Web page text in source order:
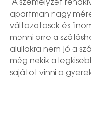
A személyzet
apartman nagy
változatosak és
menni erre a
aluliakra nem jó a
még nekik a
sajátot vinni a